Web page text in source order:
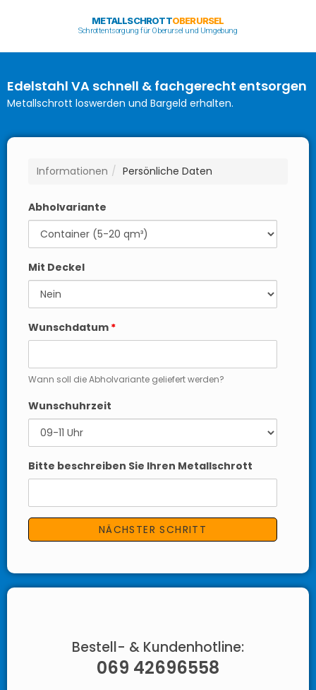
METALLSCHROTTOBERURSEL
Schrottentsorgung für Oberursel und Umgebung
Edelstahl VA schnell & fachgerecht entsorgen
Metallschrott loswerden und Bargeld erhalten.
Informationen Persönliche Daten
Abholvariante
Mit Deckel
Wunschdatum *
Wann soll die Abholvariante geliefert werden?
Wunschuhrzeit
Bitte beschreiben Sie Ihren Metallschrott
Bestell- & Kundenhotline:
069 42696558